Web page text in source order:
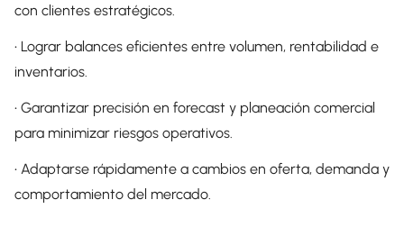
con clientes estratégicos.
• Lograr balances eficientes entre volumen, rentabilidad e
inventarios.
• Garantizar precisión en forecast y planeación comercial
para minimizar riesgos operativos.
• Adaptarse rápidamente a cambios en oferta, demanda y
comportamiento del mercado.